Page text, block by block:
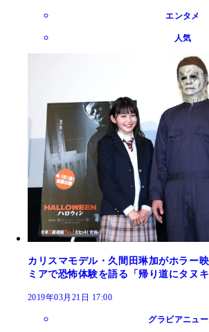
エンタメ
人気
カリスマモデル・久間田琳加がホラー
ミアで恐怖体験を語る「帰り道にタヌキ
2019年03月21日 17:00
グラビアニュー